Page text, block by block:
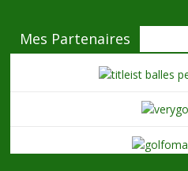
Mes Partenaires